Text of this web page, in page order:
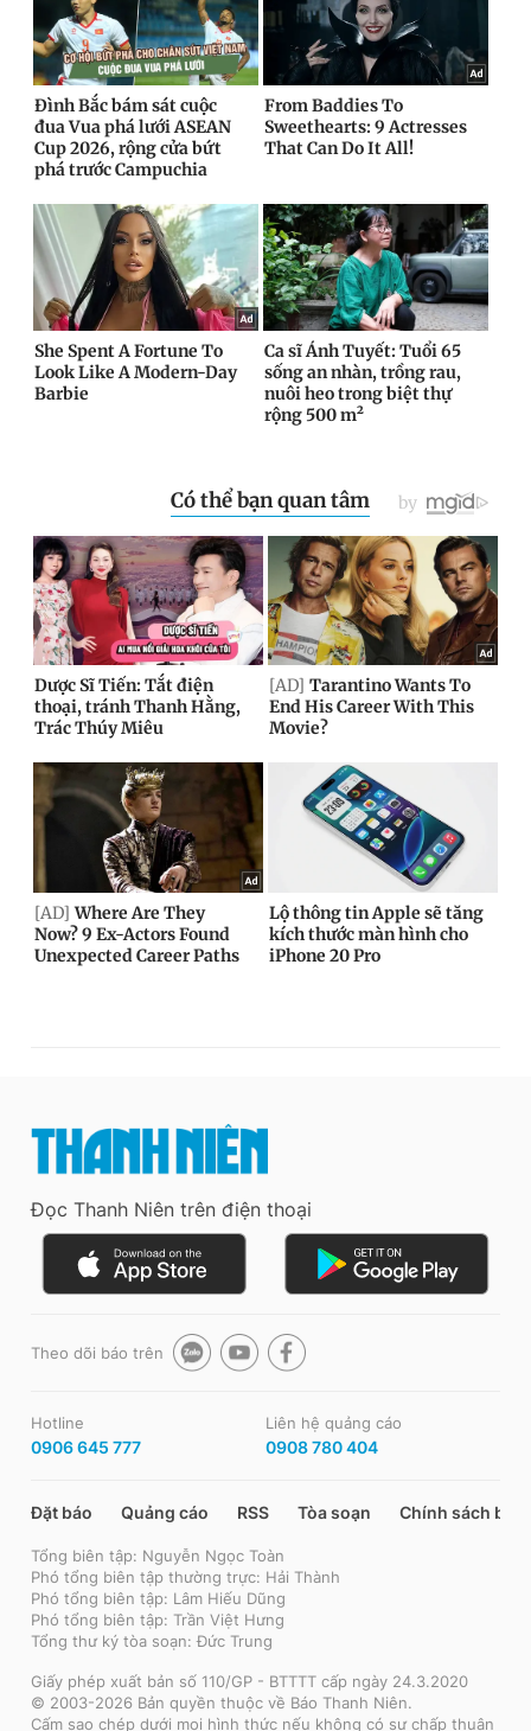
Đọc Thanh Niên trên điện thoại
Theo dõi báo trên
Hotline
0906 645 777
Liên hệ quảng cáo
0908 780 404
Đặt báo Quảng cáo RSS Tòa soạn Chính sách bảo
Tổng biên tập: Nguyễn Ngọc Toàn
Phó tổng biên tập thường trực: Hải Thành
Phó tổng biên tập: Lâm Hiếu Dũng
Phó tổng biên tập: Trần Việt Hưng
Tổng thư ký tòa soạn: Đức Trung
Giấy phép xuất bản số 110/GP - BTTTT cấp ngày 24.3.2020
© 2003-2026 Bản quyền thuộc về Báo Thanh Niên.
Cấm sao chép dưới mọi hình thức nếu không có sự chấp thuận